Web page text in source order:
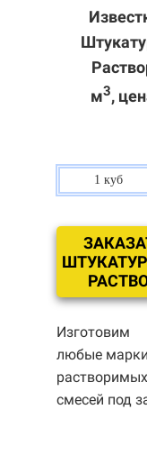
м3,
1 куб
Изготовим
любые марки
растворимых
смесей под